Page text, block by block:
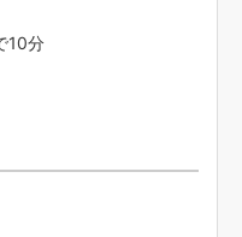
10分